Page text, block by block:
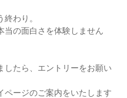
わり。
当の面白さを体験しません
したら、エントリーをお願い
ページのご案内をいたします